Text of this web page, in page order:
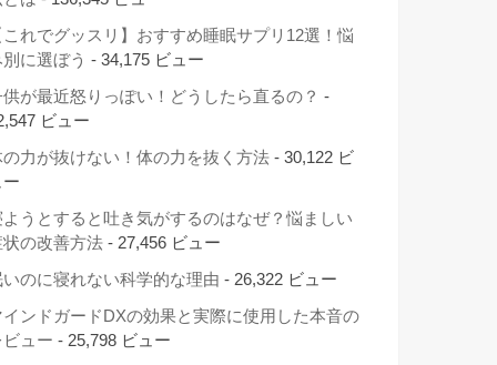
これでグッスリ】おすすめ睡眠サプリ12選！悩
に選ぼう - 34,175 ビュー
供が最近怒りっぽい！どうしたら直るの？ -
ビュー
の力が抜けない！体の力を抜く方法 - 30,122 ビ
ようとすると吐き気がするのはなぜ？悩ましい
状の改善方法 - 27,456 ビュー
いのに寝れない科学的な理由 - 26,322 ビュー
インドガードDXの効果と実際に使用した本音の
ビュー - 25,798 ビュー